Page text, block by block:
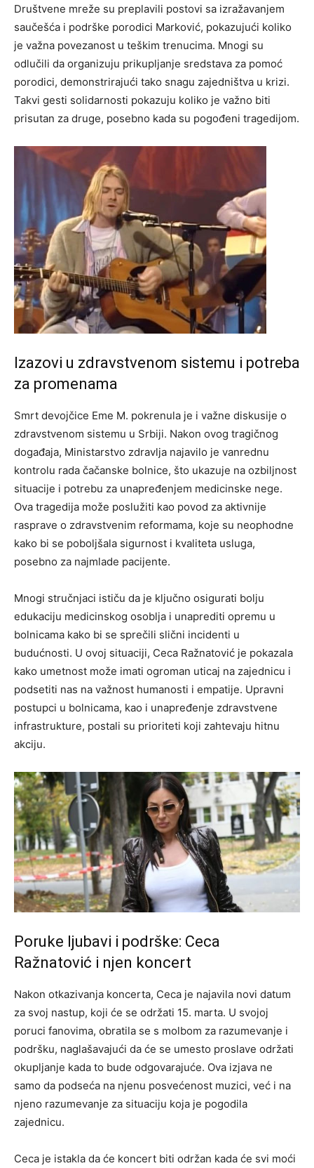
Društvene mreže su preplavili postovi sa izražavanjem
saučešća i podrške porodici Marković, pokazujući koliko
je važna povezanost u teškim trenucima. Mnogi su
odlučili da organizuju prikupljanje sredstava za pomoć
porodici, demonstrirajući tako snagu zajedništva u krizi.
Takvi gesti solidarnosti pokazuju koliko je važno biti
prisutan za druge, posebno kada su pogođeni tragedijom.
Izazovi u zdravstvenom sistemu i potreba
za promenama
Smrt devojčice Eme M. pokrenula je i važne diskusije o
zdravstvenom sistemu u Srbiji. Nakon ovog tragičnog
događaja, Ministarstvo zdravlja najavilo je vanrednu
kontrolu rada čačanske bolnice, što ukazuje na ozbiljnost
situacije i potrebu za unapređenjem medicinske nege.
Ova tragedija može poslužiti kao povod za aktivnije
rasprave o zdravstvenim reformama, koje su neophodne
kako bi se poboljšala sigurnost i kvaliteta usluga,
posebno za najmlade pacijente.
Mnogi stručnjaci ističu da je ključno osigurati bolju
edukaciju medicinskog osoblja i unaprediti opremu u
bolnicama kako bi se sprečili slični incidenti u
budućnosti. U ovoj situaciji, Ceca Ražnatović je pokazala
kako umetnost može imati ogroman uticaj na zajednicu i
podsetiti nas na važnost humanosti i empatije. Upravni
postupci u bolnicama, kao i unapređenje zdravstvene
infrastrukture, postali su prioriteti koji zahtevaju hitnu
akciju.
Poruke ljubavi i podrške: Ceca
Ražnatović i njen koncert
Nakon otkazivanja koncerta, Ceca je najavila novi datum
za svoj nastup, koji će se održati 15. marta. U svojoj
poruci fanovima, obratila se s molbom za razumevanje i
podršku, naglašavajući da će se umesto proslave održati
okupljanje kada to bude odgovarajuće. Ova izjava ne
samo da podseća na njenu posvećenost muzici, već i na
njeno razumevanje za situaciju koja je pogodila
zajednicu.
Ceca je istakla da će koncert biti održan kada će svi moći